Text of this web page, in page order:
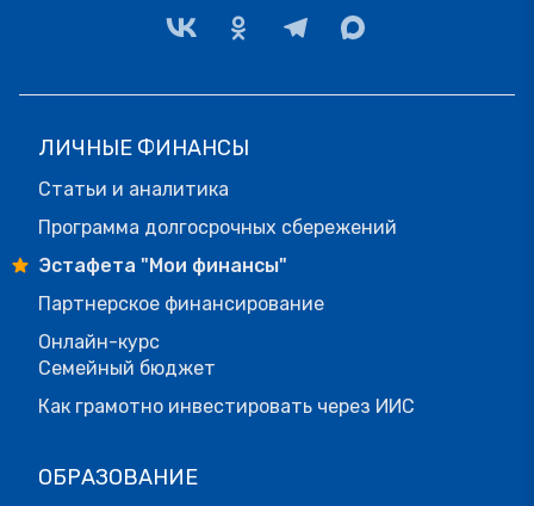
ЛИЧНЫЕ ФИНАНСЫ
Статьи и аналитика
Программа долгосрочных сбережений
Эстафета "Мои финансы"
Партнерское финансирование
Онлайн-курс
Семейный бюджет
Как грамотно инвестировать через ИИС
ОБРАЗОВАНИЕ